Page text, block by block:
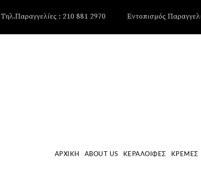
Τηλ.Παραγγελίες : 210 881 2970 Εντοπισμός
ΑΡΧΙΚΉ ABOUT US ΚΕΡΑΛΟΙΦΈΣ ΚΡΈΜΕΣ